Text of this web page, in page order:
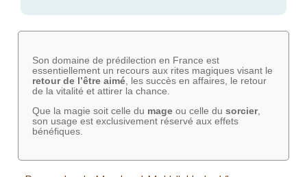
Son domaine de prédilection en France est
essentiellement un recours aux rites magiques visant le
retour de l’être aimé, les succès en affaires, le retour
de la vitalité et attirer la chance.
Que la magie soit celle du mageou celle du sorcier,
son usage est exclusivement réservé aux effets
bénéfiques.